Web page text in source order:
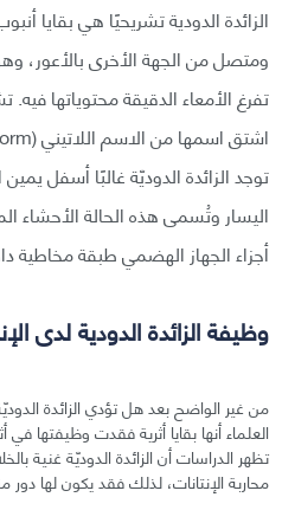
الزائدة الدودية تشريحيًا هي
ومتصل من الجهة الأخرى بالأعور،
تفرغ الأمعاء الدقيقة محتوياتها
توجد الزائدة الدوديّة غالبًا أسفل
اليسار وتُسمى هذه الحالة الأحشاء
أجزاء الجهاز الهضمي طبقة مخاطية
وظيفة الزائدة الدودية لدى
من غير الواضح بعد هل تؤدي الزائدة
العلماء أنها بقايا أثرية فقدت وظيفتها
تظهر الدراسات أن الزائدة الدوديّة غنية
محاربة الإنتانات، لذلك فقد يكون لها